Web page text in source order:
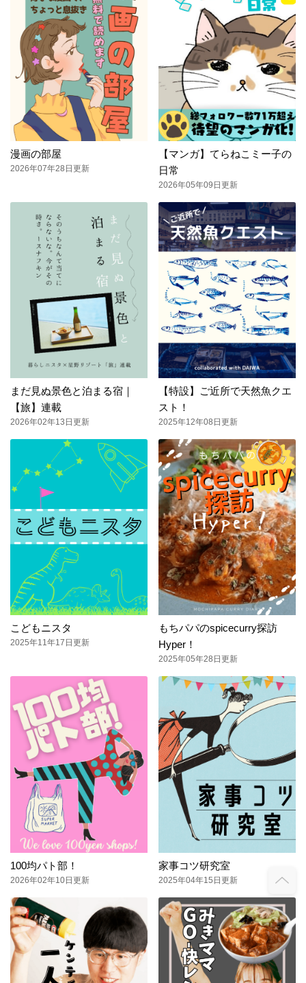
漫画の部屋
2026年07年28日更新
【マンガ】てらねこミー子の
日常
2026年05年09日更新
まだ見ぬ景色と泊まる宿｜
【旅】連載
2026年02年13日更新
【特設】ご近所で天然魚クエ
スト！
2025年12年08日更新
こどもニスタ
2025年11年17日更新
もちパパのspicecurry探訪
Hyper！
2025年05年28日更新
100均パト部！
2026年02年10日更新
家事コツ研究室
2025年04年15日更新